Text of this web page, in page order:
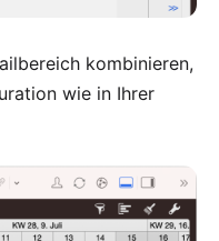
kombinieren,
wie in Ihrer